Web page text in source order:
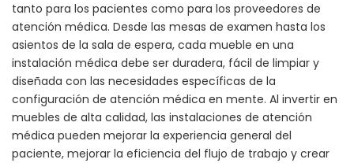
tanto para los pacientes como para los proveedores de
atención médica. Desde las mesas de examen hasta los
asientos de la sala de espera, cada mueble en una
instalación médica debe ser duradera, fácil de limpiar y
diseñada con las necesidades específicas de la
configuración de atención médica en mente. Al invertir en
muebles de alta calidad, las instalaciones de atención
médica pueden mejorar la experiencia general del
paciente, mejorar la eficiencia del flujo de trabajo y crear